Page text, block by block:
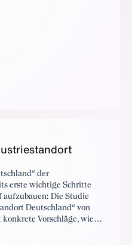
der
erste wichtige Schritte
Die Studie
Deutschland“ von
Vorschläge, wie